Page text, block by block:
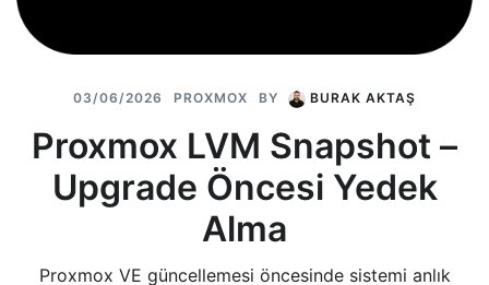
03/06/2026 PROXMOX BY BURAK AKTAŞ
Proxmox LVM Snapshot –
Upgrade Öncesi Yedek
Alma
Proxmox VE güncellemesi öncesinde sistemi anlık